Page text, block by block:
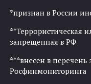
*признан в России
**Террористическая
запрещенная в РФ
***внесен в перечень
Росфинмониторинга